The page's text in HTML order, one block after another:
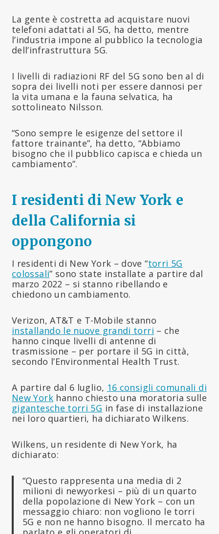
La gente è costretta ad acquistare nuovi
telefoni adattati al 5G, ha detto, mentre
l’industria impone al pubblico la tecnologia
dell’infrastruttura 5G.
I livelli di radiazioni RF del 5G sono ben al di
sopra dei livelli noti per essere dannosi per
la vita umana e la fauna selvatica, ha
sottolineato Nilsson.
“Sono sempre le esigenze del settore il
fattore trainante”, ha detto, “Abbiamo
bisogno che il pubblico capisca e chieda un
cambiamento”.
I residenti di New York e
della California si
oppongono
I residenti di New York – dove “torri 5G
colossali” sono state installate a partire dal
marzo 2022 – si stanno ribellando e
chiedono un cambiamento.
Verizon, AT&T e T-Mobile stanno
installando le nuove grandi torri – che
hanno cinque livelli di antenne di
trasmissione – per portare il 5G in città,
secondo l’Environmental Health Trust.
A partire dal 6 luglio, 16 consigli comunali di
New Yorkhanno chiesto una moratoria sulle
gigantesche torri 5G in fase di installazione
nei loro quartieri, ha dichiarato Wilkens.
Wilkens, un residente di New York, ha
dichiarato:
“Questo rappresenta una media di 2
milioni di newyorkesi – più di un quarto
della popolazione di New York – con un
messaggio chiaro: non vogliono le torri
5G e non ne hanno bisogno. Il mercato ha